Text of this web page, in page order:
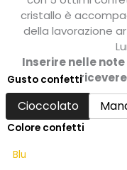
cristallo è
della lavorazione
Inserire nelle
Gusto confetti
Cioccolato
Colore confetti
Bomboniera
nozze
zaffiro
fiore